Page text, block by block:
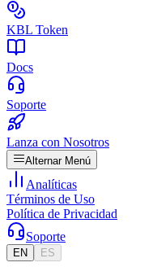
KBL Token
Docs
Soporte
Lanza con Nosotros
Alternar Menú
Analíticas
Términos de Uso
Política de Privacidad
Soporte
EN ES